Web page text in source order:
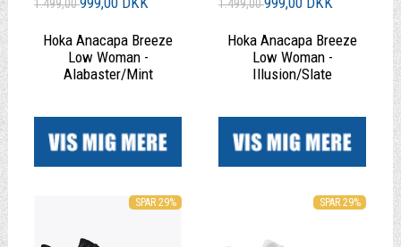
1.499,00
Hoka Anacapa Breeze
Low Woman -
Alabaster/Mint
1.499,00
Hoka Anacapa Breeze
Low Woman -
Illusion/Slate
SPAR 29% SPAR 29%